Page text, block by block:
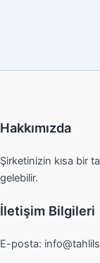
Hakkımızda
Şirketinizin kısa bir
gelebilir.
İletişim Bilgileri
E-posta: